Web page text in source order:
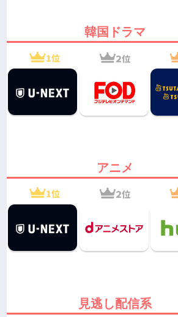
韓国ドラマ
アニメ
見逃し配信系